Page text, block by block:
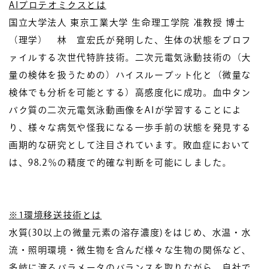
AI
プロテオミクスとは
国立大学法人 東京工業大学 生命理工学院 准教授 博士
（理学） 林 宣宏氏が発明した、生体の状態をプロフ
ァイルする次世代特許技術。二次元電気泳動技術の（大
量の検体を扱うための）ハイスループット化と（微量な
検体でも分析を可能とする）高感度化に成功。血中タン
パク質の二次元電気泳動画像をAIが学習することによ
り、様々な病気や怪我になる一歩手前の状態を発見する
画期的な研究として注目されています。敗血症において
は、98.2％の精度で的確な判断を可能にしました。
※1環境移送技術 とは
水質(30以上の微量元素の溶存濃度)をはじめ、水温・水
流・照明環境・微生物を含んだ様々な生物の関係など、